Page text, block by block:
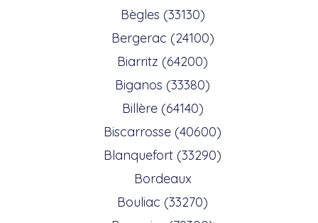
Bègles (33130)
Bergerac (24100)
Biarritz (64200)
Biganos (33380)
Billère (64140)
Biscarrosse (40600)
Blanquefort (33290)
Bordeaux
Bouliac (33270)